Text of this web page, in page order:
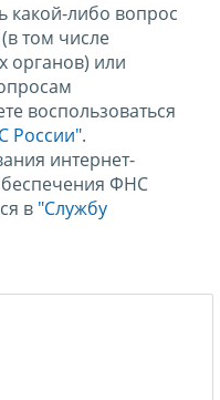
какой-либо вопрос
том числе
органов) или
воспользоваться
России".
интернет-
ФНС
в "Службу